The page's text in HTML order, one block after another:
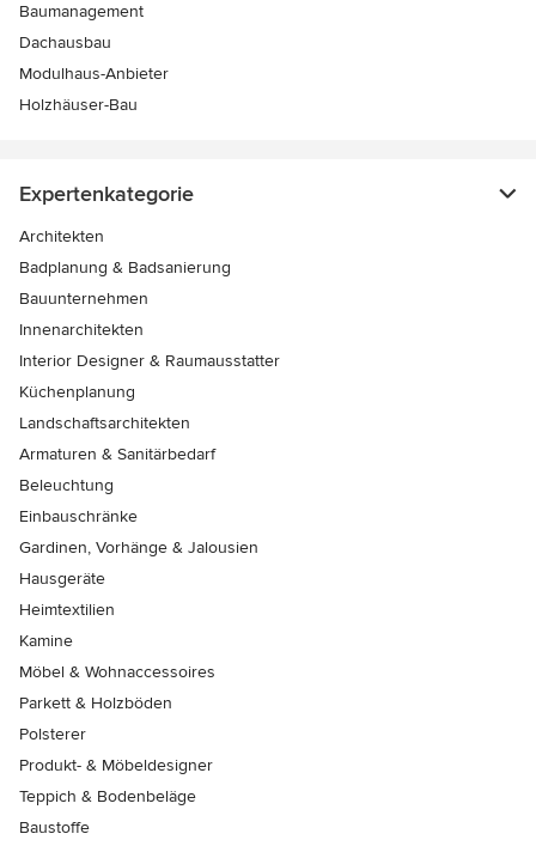
Baumanagement
Dachausbau
Modulhaus-Anbieter
Holzhäuser-Bau
Expertenkategorie
Architekten
Badplanung & Badsanierung
Bauunternehmen
Innenarchitekten
Interior Designer & Raumausstatter
Küchenplanung
Landschaftsarchitekten
Armaturen & Sanitärbedarf
Beleuchtung
Einbauschränke
Gardinen, Vorhänge & Jalousien
Hausgeräte
Heimtextilien
Kamine
Möbel & Wohnaccessoires
Parkett & Holzböden
Polsterer
Produkt- & Möbeldesigner
Teppich & Bodenbeläge
Baustoffe